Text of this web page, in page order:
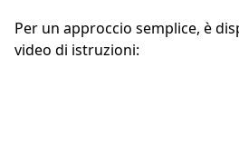
Per un approccio semplice, è
video di istruzioni: